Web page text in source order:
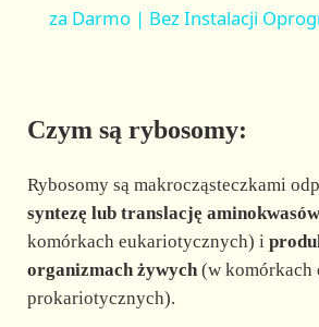
a
V
i
d
za Darmo | Bez Instalacji
Czym są rybosomy:
Rybosomy są makrocząsteczkami
syntezę lub translację
komórkach eukariotycznych) i
organizmach żywych(w komórkach
prokariotycznych).